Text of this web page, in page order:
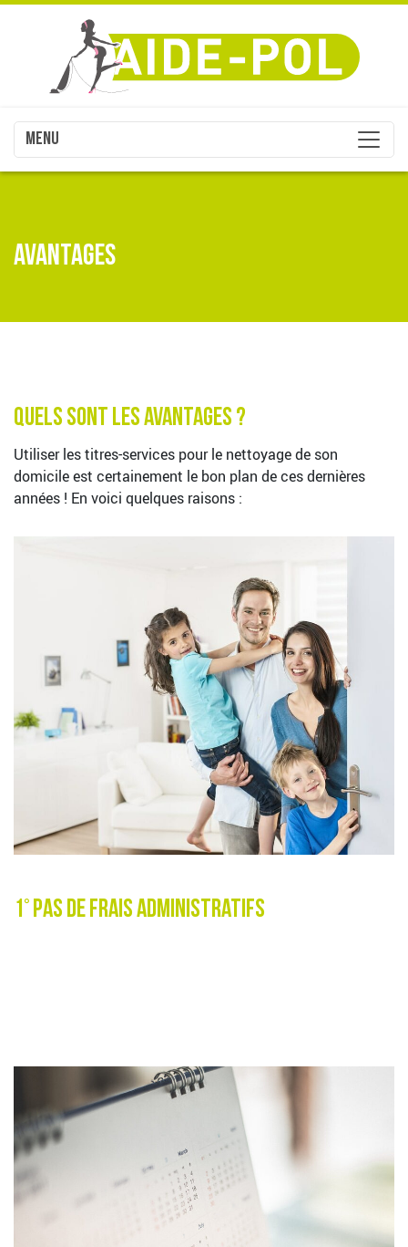
MENU
AVANTAGES
Quels sont les avantages ?
Utiliser les titres-services pour le nettoyage de son
domicile est certainement le bon plan de ces dernières
années ! En voici quelques raisons :
1° Pas de frais administratifs